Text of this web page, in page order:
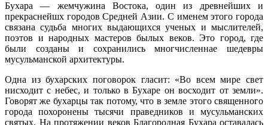
Бухара — жемчужина Востока, один из древнейших и
прекраснейшх городов Средней Азии. С именем этого города
связана судьба многих выдающихся ученых и мыслителей,
поэтов и народных мастеров былых веков. Это город, где
были созданы и сохранились многчисленнае шедевры
мусульманской архитектуры.
Одна из бухарских поговорок гласит: «Во всем мире свет
нисходит с небес, и только в Бухаре он восходит от земли».
Говорят же бухарцы так потому, что в земле этого священного
города похоронены тысячи праведников и мусульманских
святых. На протяжении веков Благородная Бухара оставалась